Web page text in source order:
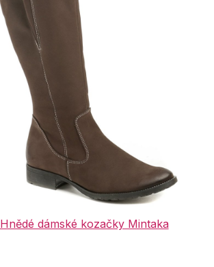
Hnědé dámské kozačky Mintaka